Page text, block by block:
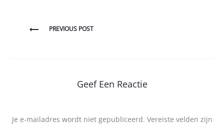
BerichtPREVIOUS POST
Geef Een Reactie
Je e-mailadres wordt niet gepubliceerd. Vereiste velden zijn